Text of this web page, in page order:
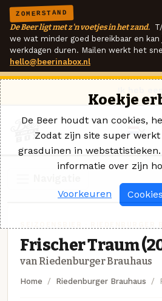
ZOMERSTAND
De Beer ligt met z'n voetjes in het zand.
we wat minder goed bereikbaar en
werkdagen duren. Mailen werkt het
hello@beerinabox.nl
Frischer Traum
van Riedenburger Brauhaus
Home Riedenburger Brauhaus
Koekje
De Beer houdt van cookies,
Zodat zijn site super
grasduinen in webstatistieken.
informatie over zijn
Voorkeuren